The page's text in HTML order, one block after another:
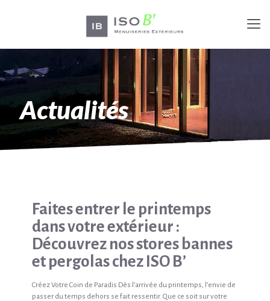
Actualités
Faites entrer le printemps
dans votre extérieur :
Découvrez nos stores bannes
et pergolas chez ISO B’
Créez Votre Coin de Paradis Dès l’arrivée du printemps, l’envie de
passer du temps dehors se fait ressentir. Que ce soit sur votre